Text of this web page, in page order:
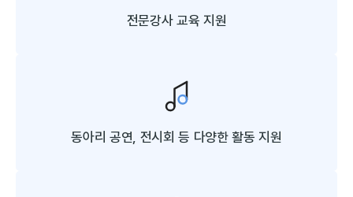
전문강사 교육 지원
동아리 공연, 전시회 등 다양한 활동 지원